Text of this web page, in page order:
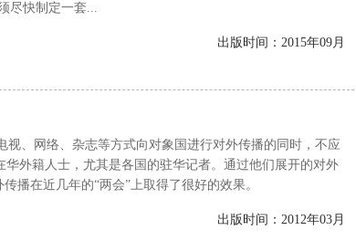
尽快制定一套...
出版时间：2015年09月
、网络、杂志等方式向对象国进行对外传播的同时，不应
外籍人士，尤其是各国的驻华记者。通过他们展开的对外
播在近几年的“两会”上取得了很好的效果。
出版时间：2012年03月